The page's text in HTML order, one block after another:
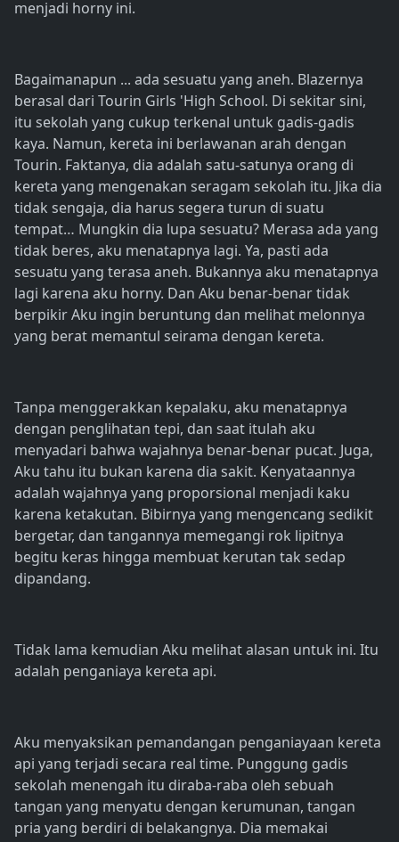
menjadi horny ini.
Bagaimanapun ... ada sesuatu yang aneh. Blazernya
berasal dari Tourin Girls 'High School. Di sekitar sini,
itu sekolah yang cukup terkenal untuk gadis-gadis
kaya. Namun, kereta ini berlawanan arah dengan
Tourin. Faktanya, dia adalah satu-satunya orang di
kereta yang mengenakan seragam sekolah itu. Jika dia
tidak sengaja, dia harus segera turun di suatu
tempat… Mungkin dia lupa sesuatu? Merasa ada yang
tidak beres, aku menatapnya lagi. Ya, pasti ada
sesuatu yang terasa aneh. Bukannya aku menatapnya
lagi karena aku horny. Dan Aku benar-benar tidak
berpikir Aku ingin beruntung dan melihat melonnya
yang berat memantul seirama dengan kereta.
Tanpa menggerakkan kepalaku, aku menatapnya
dengan penglihatan tepi, dan saat itulah aku
menyadari bahwa wajahnya benar-benar pucat. Juga,
Aku tahu itu bukan karena dia sakit. Kenyataannya
adalah wajahnya yang proporsional menjadi kaku
karena ketakutan. Bibirnya yang mengencang sedikit
bergetar, dan tangannya memegangi rok lipitnya
begitu keras hingga membuat kerutan tak sedap
dipandang.
Tidak lama kemudian Aku melihat alasan untuk ini. Itu
adalah penganiaya kereta api.
Aku menyaksikan pemandangan penganiayaan kereta
api yang terjadi secara real time. Punggung gadis
sekolah menengah itu diraba-raba oleh sebuah
tangan yang menyatu dengan kerumunan, tangan
pria yang berdiri di belakangnya. Dia memakai